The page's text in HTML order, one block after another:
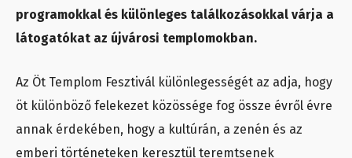
programokkal és különleges találkozásokkal várja a
látogatókat az újvárosi templomokban.
Az Öt Templom Fesztivál különlegességét az adja, hogy
öt különböző felekezet közössége fog össze évről évre
annak érdekében, hogy a kultúrán, a zenén és az
emberi történeteken keresztül teremtsenek